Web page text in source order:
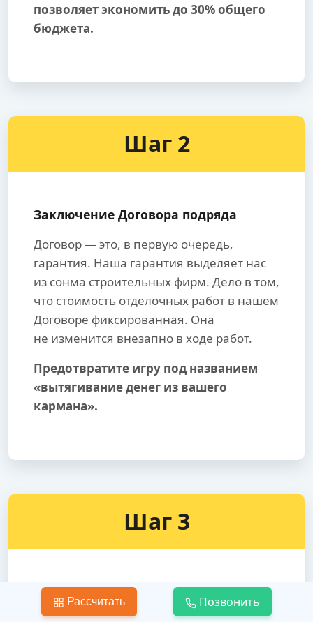
позволяет экономить до 30% общего
бюджета.
Шаг 2
Заключение Договора подряда
Договор — это, в первую очередь,
гарантия. Наша гарантия выделяет нас
из сонма строительных фирм. Дело в том,
что стоимость отделочных работ в нашем
Договоре фиксированная. Она
не изменится внезапно в ходе работ.
Предотвратите игру под названием
«вытягивание денег из вашего
кармана».
Шаг 3
Укладка линолеума на пол
Рассчитать Позвонить